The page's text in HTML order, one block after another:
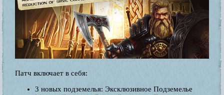
Патч включает в себя:
3 новых подземелья: Эксклюзивное Подземелье